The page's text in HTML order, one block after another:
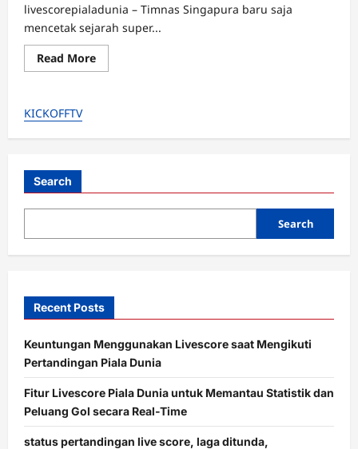
livescorepialadunia – Timnas Singapura baru saja
mencetak sejarah super...
Read MoreRead
more
Lions’
2027
Jalur
Setelah
Tahun
KICKOFFTV
Search
Search
Recent Posts
Keuntungan Menggunakan Livescore saat Mengikuti
Pertandingan Piala Dunia
Fitur Livescore Piala Dunia untuk Memantau Statistik dan
Peluang Gol secara Real-Time
status pertandingan live score, laga ditunda,